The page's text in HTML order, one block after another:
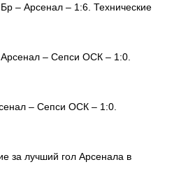
– Арсенал – 1:6. Технические
– Сепси ОСК – 1:0.
– Сепси ОСК – 1:0.
за лучший гол Арсенала в